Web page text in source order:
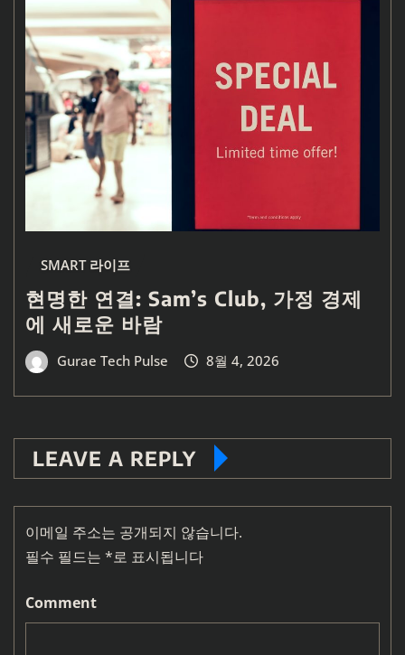
SMART 라이프
현명한 연결: Sam’s Club, 가정 경제
에 새로운 바람
Gurae Tech Pulse 8월 4, 2026
LEAVE A REPLY
이메일 주소는 공개되지 않습니다.
필수 필드는 *로 표시됩니다
Comment